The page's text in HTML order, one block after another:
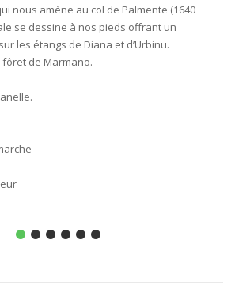
nous amène au col de Palmente (1640
se dessine à nos pieds offrant un
les étangs de Diana et d’Urbinu.
de Marmano.